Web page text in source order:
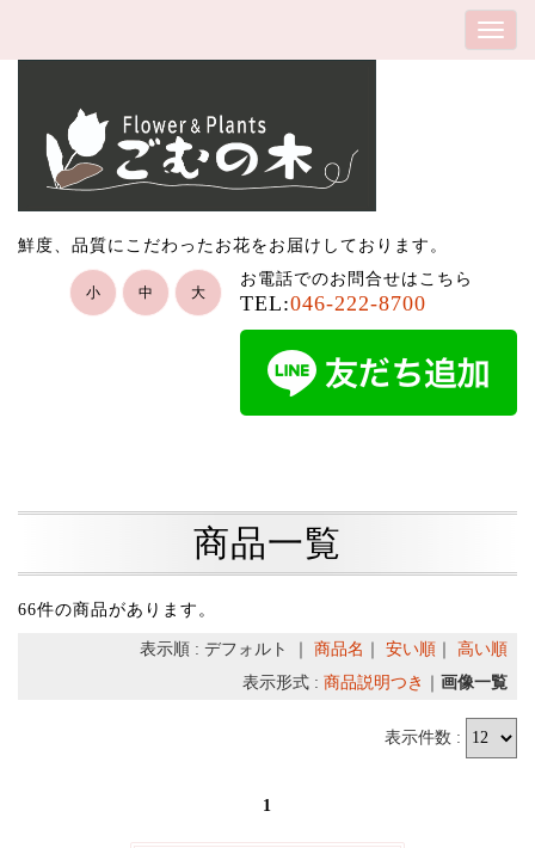
鮮度、品質にこだわったお花をお届けしております。
お電話でのお問合せはこちら
TEL:046-222-8700
小 中 大
商品一覧
66件の商品があります。
表示順 : デフォルト ｜ 商品名 安い順
高い順
表示形式 : 商品説明つき 画像一覧
表示件数 :
1